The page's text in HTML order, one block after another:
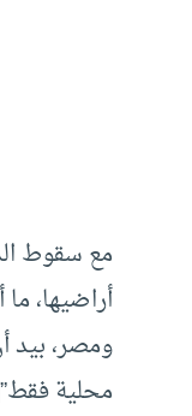
مع سقوط
أراضيها،
ومصر، بيد
محلية فقط”